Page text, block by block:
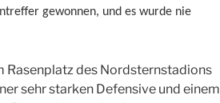
gewonnen, und es wurde nie
Rasenplatz des Nordsternstadions
sehr starken Defensive und einem